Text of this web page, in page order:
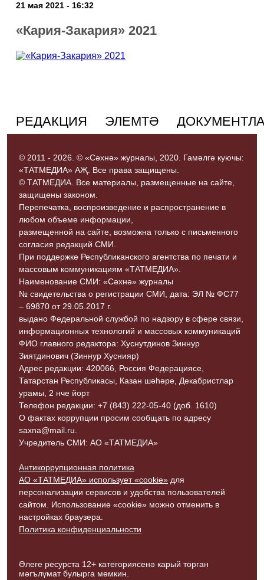
21 мая 2021 - 16:32
«Кария-Закария» 2021
РЕДАКЦИЯ ЭЛЕМТӘ
© 2011 - 2026. © «Сәхнә» журналы, 2020. Гамәлгә куючы:
«ТАТМЕДИА» АҖ. Все права защищены.
© ТАТМЕДИА. Все материалы, размещенные на сайте,
защищены законом.
Перепечатка, воспроизведение и распространение в
любом объеме информации,
размещенной на сайте, возможна только с письменного
согласия редакций СМИ.
При поддержке Республиканского агентства по печати и
массовым коммуникациям «ТАТМЕДИА».
Наименование СМИ: «Сәхнә» журналы
№ свидетельства о регистрации СМИ, дата: ЭЛ № ФС77
– 69870 от 29.05.2017 г.
выдано Федеральной службой по надзору в сфере связи,
информационных технологий и массовых коммуникаций
ФИО главного редактора: Хуснутдинов Зиннур
Зиятдинович (Зиннур Хуснияр)
Адрес редакции: 420066, Россия Федерациясе,
Татарстан Республикасы, Казан шәһәре, Декабристлар
урамы, 2 нче йорт
Телефон редакции: +7 (843) 222-05-40 (доб. 1610)
О фактах коррупции просим сообщать по адресу
saxna@mail.ru.
Учредитель СМИ: АО «ТАТМЕДИА»
Антикоррупционная политика
АО «ТАТМЕДИА» использует «cookie» для
персонализации сервисов и удобства пользователей
сайтом. Использование «cookie» можно отменить в
настройках браузера.
Политика конфиденциальности
Әлеге ресурста 12+ категориясенә карый торган
мәгълүмат булырга мөмкин.